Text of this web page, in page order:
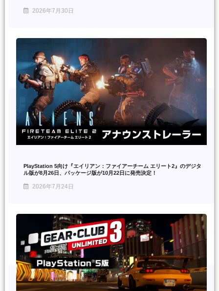
2026年7月30日
PlayStation 5向け『エイリアン：ファイアーチーム エリート2』のデジタ
ル版が8月26日、パッケージ版が10月22日に発売決定！
2026年7月24日